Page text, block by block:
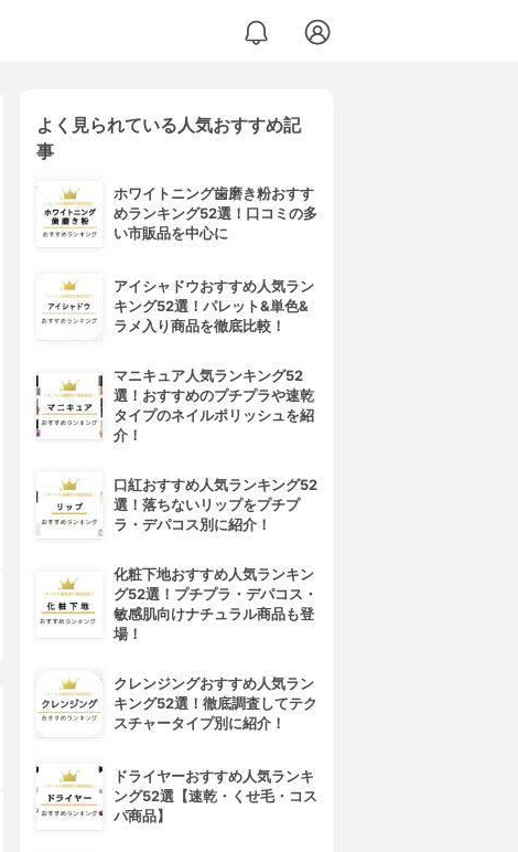
4位
よく見られている人気おすすめ記
事
ホワイトニング歯磨き粉おすす
めランキング52選！口コミの多
い市販品を中心に
アイシャドウおすすめ人気ラン
キング52選！パレット&単色&
ラメ入り商品を徹底比較！
マニキュア人気ランキング52
選！おすすめのプチプラや速乾
タイプのネイルポリッシュを紹
介！
口紅おすすめ人気ランキング52
選！落ちないリップをプチプ
ラ・デパコス別に紹介！
化粧下地おすすめ人気ランキン
グ52選！プチプラ・デパコス・
敏感肌向けナチュラル商品も登
場！
クレンジングおすすめ人気ラン
キング52選！徹底調査してテク
スチャータイプ別に紹介！
ドライヤーおすすめ人気ランキ
ング52選【速乾・くせ毛・コス
パ商品】